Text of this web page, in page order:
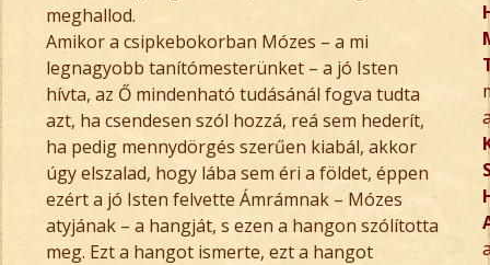
meghallod.
Amikor a csipkebokorban Mózes – a mi
legnagyobb tanítómesterünket – a jó Isten
hívta, az Ő mindenható tudásánál fogva tudta
azt, ha csendesen szól hozzá, reá sem hederít,
ha pedig mennydörgés szerűen kiabál, akkor
úgy elszalad, hogy lába sem éri a földet, éppen
ezért a jó Isten felvette Ámrámnak – Mózes
atyjának – a hangját, s ezen a hangon szólította
meg. Ezt a hangot ismerte, ezt a hangot